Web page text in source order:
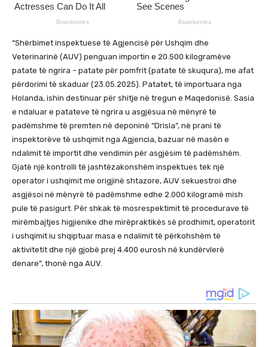
“Shërbimet inspektuese të Agjencisë për Ushqim dhe
Veterinarinë (AUV) penguan importin e 20.500 kilogramëve
patate të ngrira – patate për pomfrit (patate të skuqura), me afat
përdorimi të skaduar (23.05.2025). Patatet, të importuara nga
Holanda, ishin destinuar për shitje në tregun e Maqedonisë. Sasia
e ndaluar e patateve të ngrira u asgjësua në mënyrë të
padëmshme të premten në deponinë “Drisla”, në prani të
inspektorëve të ushqimit nga Agjencia, bazuar në masën e
ndalimit të importit dhe vendimin për asgjësim të padëmshëm.
Gjatë një kontrolli të jashtëzakonshëm inspektues tek një
operator i ushqimit me origjinë shtazore, AUV sekuestroi dhe
asgjësoi në mënyrë të padëmshme edhe 2.000 kilogramë mish
pule të pasigurt. Për shkak të mosrespektimit të procedurave të
mirëmbajtjes higjienike dhe mirëpraktikës së prodhimit, operatorit
i ushqimit iu shqiptuar masa e ndalimit të përkohshëm të
aktivitetit dhe një gjobë prej 4.400 eurosh në kundërvlerë
denare”, thonë nga AUV.